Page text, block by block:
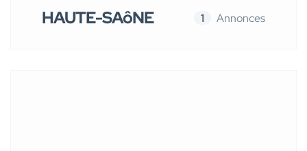
HAUTE-SAôNE 1 Annonces